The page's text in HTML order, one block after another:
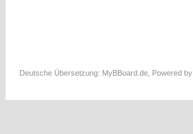
Deutsche Übersetzung: MyBBoard.de , Powered by